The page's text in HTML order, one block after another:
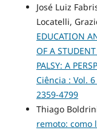
José Luiz
Locatelli,
EDUCATION
OF A
PALSY: A
Ciência : Vol.
2359-4799
Thiago
remoto: como